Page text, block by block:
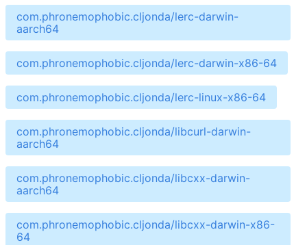
com.phronemophobic.cljonda/lerc-darwin-
aarch64
com.phronemophobic.cljonda/lerc-darwin-x86-64
com.phronemophobic.cljonda/lerc-linux-x86-64
com.phronemophobic.cljonda/libcurl-darwin-
aarch64
com.phronemophobic.cljonda/libcxx-darwin-
aarch64
com.phronemophobic.cljonda/libcxx-darwin-x86-
64